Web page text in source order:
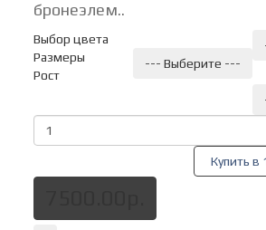
бронеэлем..
Выбор цвета
Размеры
--- Выберите ---
Рост
Купить в